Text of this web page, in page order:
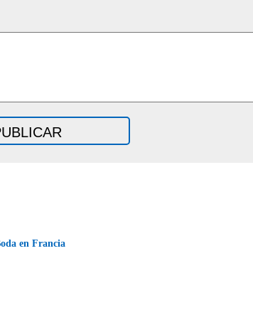
en Francia